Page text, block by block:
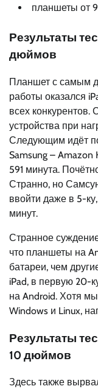
планшеты от
Результаты
дюймов
Планшет с самым
работы оказался
всех
устройства при
Следующим идёт
Samsung – Amazon
591 минута.
Странно, но
ввойти даже в 5-
минут.
Странное
что планшеты на
батареи, чем
iPad, в первую 20-
на Android. Хотя
Windows и Linux,
Результаты
10 дюймов
Здесь также